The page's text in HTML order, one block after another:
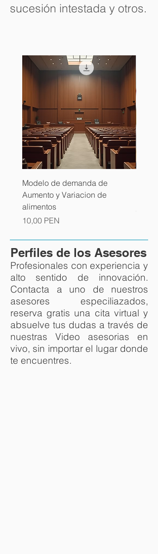
sucesión intestada y otros.
Modelo de demanda de
Aumento y Variacion de
alimentos
Precio
10,00 PEN
Perfiles de los Asesores
Profesionales con experiencia y
alto sentido de innovación.
Contacta a uno de nuestros
asesores especiliazados,
reserva gratis una cita virtual y
absuelve tus dudas a través de
nuestras Video asesorias en
vivo, sin importar el lugar donde
te encuentres.